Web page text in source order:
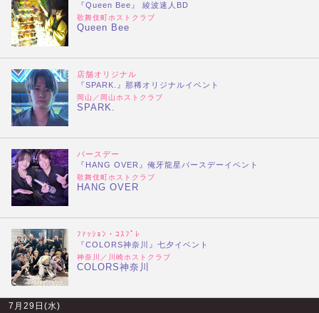
『Queen Bee』 綾波速人BD
歌舞伎町ホストクラブ
Queen Bee
店舗オリジナル
『SPARK.』那稀オリジナルイベント
岡山／岡山ホストクラブ
SPARK.
バースデー
『HANG OVER』俺牙龍星バースデーイベント
歌舞伎町ホストクラブ
HANG OVER
ﾌｧｯｼｮﾝ・ｺｽﾌﾟﾚ
『COLORS神奈川』七夕イベント
神奈川／川崎ホストクラブ
COLORS神奈川
7月29日(水)